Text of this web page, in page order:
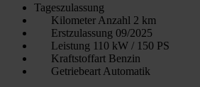
Tageszulassung
Kilometer Anzahl 2 km
Erstzulassung 09/2025
Leistung 110 kW / 150 PS
Kraftstoffart Benzin
Getriebeart Automatik